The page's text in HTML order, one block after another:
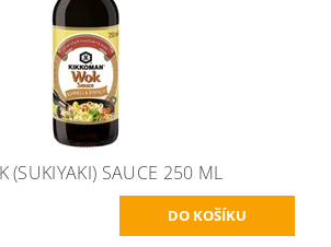
(SUKIYAKI) SAUCE 250 ML